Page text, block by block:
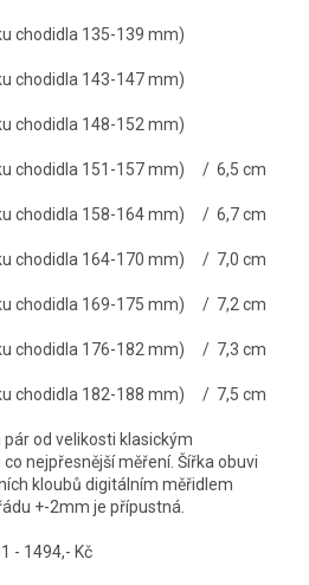
délku chodidla 135-139 mm)
délku chodidla 143-147 mm)
délku chodidla 148-152 mm)
chodidla 151-157 mm) / 6,5 cm
chodidla 158-164 mm) / 6,7 cm
chodidla 164-170 mm) / 7,0 cm
chodidla 169-175 mm) / 7,2 cm
chodidla 176-182 mm) / 7,3 cm
chodidla 182-188 mm) / 7,5 cm
od velikosti klasickým
nejpřesnější měření. Šířka obuvi
kloubů digitálním měřidlem
+-2mm je přípustná.
- 1494,- Kč